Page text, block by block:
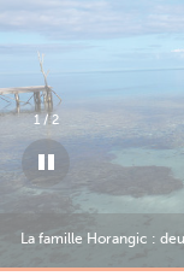
La famille Horangic :
1/2